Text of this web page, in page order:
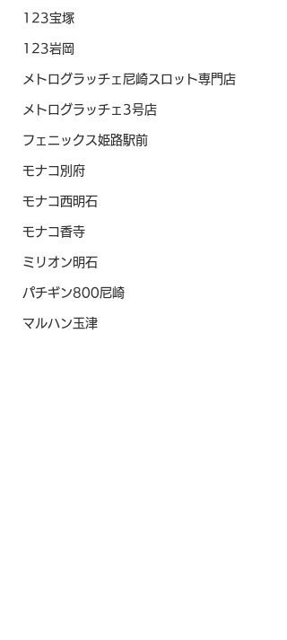
123宝塚
123岩岡
メトログラッチェ尼崎スロット専門店
メトログラッチェ3号店
フェニックス姫路駅前
モナコ別府
モナコ西明石
モナコ香寺
ミリオン明石
パチギン800尼崎
マルハン玉津